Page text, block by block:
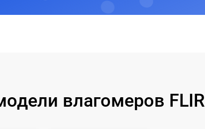
влагомеров FLIR